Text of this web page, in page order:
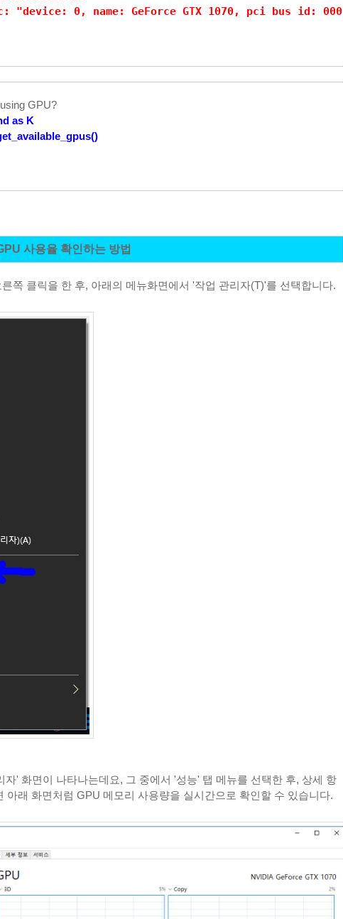
"device: 0, name: GeForce GTX 1070, pci bus id: 000
GPU?
as K
사용율 확인하는 방법
쪽 클릭을 한 후, 아래의 메뉴화면에서 '작업 관리자(T)'를 선택합니다.
자' 화면이 나타나는데요, 그 중에서 '성능' 탭 메뉴를 선택한 후, 상세 항
아래 화면처럼 GPU 메모리 사용량을 실시간으로 확인할 수 있습니다.